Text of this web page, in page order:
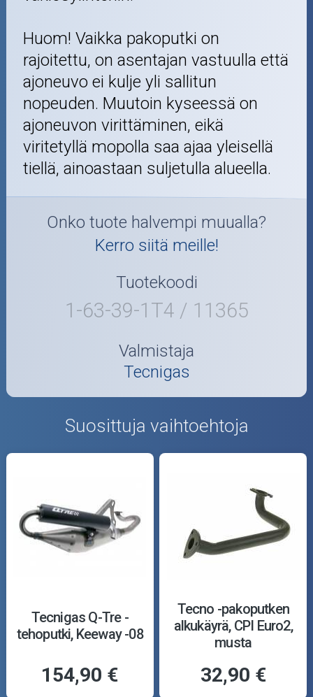
Huom! Vaikka pakoputki on
rajoitettu, on asentajan vastuulla että
ajoneuvo ei kulje yli sallitun
nopeuden. Muutoin kyseessä on
ajoneuvon virittäminen, eikä
viritetyllä mopolla saa ajaa yleisellä
tiellä, ainoastaan suljetulla alueella.
Onko tuote halvempi muualla?
Kerro siitä meille!
Tuotekoodi
1-63-39-1T4 / 11365
Valmistaja
Tecnigas
Suosittuja vaihtoehtoja
Tecnigas Q-Tre -
tehoputki, Keeway -08
154,90 €
Tecno -pakoputken
alkukäyrä, CPI Euro2,
musta
32,90 €